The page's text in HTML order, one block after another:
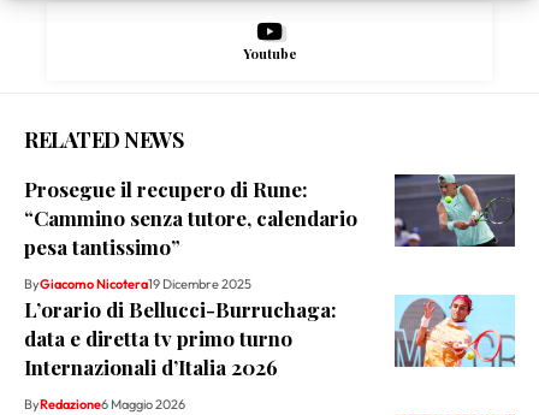
Youtube
RELATED NEWS
Prosegue il recupero di Rune:
“Cammino senza tutore, calendario
pesa tantissimo”
ByGiacomo Nicotera19 Dicembre 2025
L’orario di Bellucci-Burruchaga:
data e diretta tv primo turno
Internazionali d’Italia 2026
ByRedazione6 Maggio 2026